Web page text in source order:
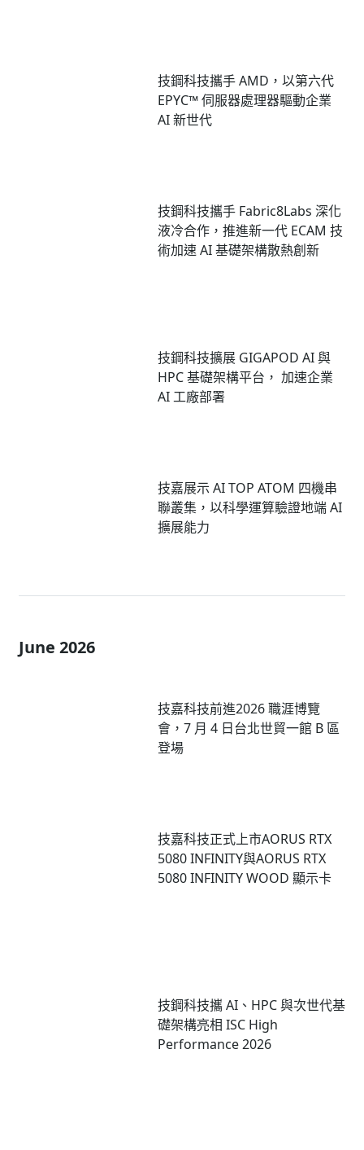
技鋼科技攜手 AMD，以第六代
EPYC™ 伺服器處理器驅動企業
AI 新世代
技鋼科技攜手 Fabric8Labs 深化
液冷合作，推進新一代 ECAM 技
術加速 AI 基礎架構散熱創新
技鋼科技擴展 GIGAPOD AI 與
HPC 基礎架構平台， 加速企業
AI 工廠部署
技嘉展示 AI TOP ATOM 四機串
聯叢集，以科學運算驗證地端 AI
擴展能力
June 2026
技嘉科技前進2026 職涯博覽
會，7 月 4 日台北世貿一館 B 區
登場
技嘉科技正式上市AORUS RTX
5080 INFINITY與AORUS RTX
5080 INFINITY WOOD 顯示卡
技鋼科技攜 AI、HPC 與次世代基
礎架構亮相 ISC High
Performance 2026